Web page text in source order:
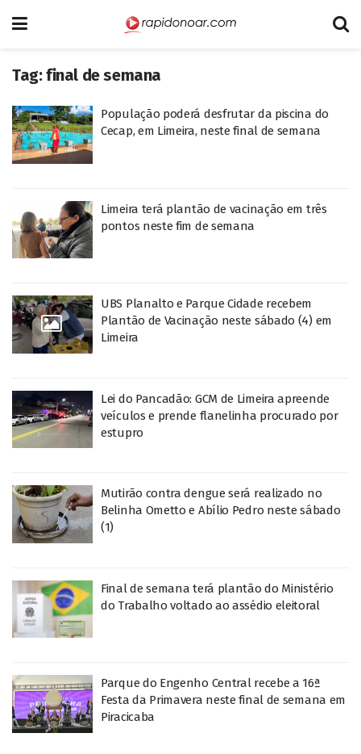
Tag:final de semana
População poderá desfrutar da piscina do
Cecap, em Limeira, neste final de semana
Limeira terá plantão de vacinação em três
pontos neste fim de semana
UBS Planalto e Parque Cidade recebem
Plantão de Vacinação neste sábado (4) em
Limeira
Lei do Pancadão: GCM de Limeira apreende
veículos e prende flanelinha procurado por
estupro
Mutirão contra dengue será realizado no
Belinha Ometto e Abílio Pedro neste sábado
(1)
Final de semana terá plantão do Ministério
do Trabalho voltado ao assédio eleitoral
Parque do Engenho Central recebe a 16ª
Festa da Primavera neste final de semana em
Piracicaba